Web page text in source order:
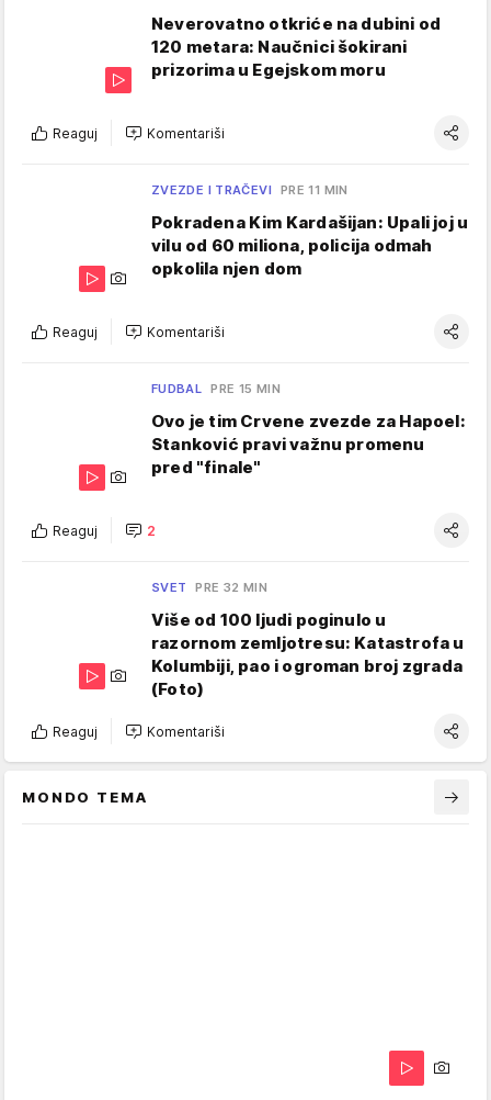
Neverovatno otkriće na dubini od
120 metara: Naučnici šokirani
prizorima u Egejskom moru
Reaguj Komentariši
ZVEZDE I TRAČEVI PRE 11 MIN
Pokradena Kim Kardašijan: Upali joj u
vilu od 60 miliona, policija odmah
opkolila njen dom
Reaguj Komentariši
FUDBAL PRE 15 MIN
Ovo je tim Crvene zvezde za Hapoel:
Stanković pravi važnu promenu
pred "finale"
Reaguj 2
SVET PRE 32 MIN
Više od 100 ljudi poginulo u
razornom zemljotresu: Katastrofa u
Kolumbiji, pao i ogroman broj zgrada
(Foto)
Reaguj Komentariši
MONDO TEMA